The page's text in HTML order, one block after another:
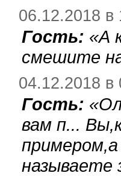
06.12.2018 в
Гость: «А
смешите
04.12.2018 в
Гость: «
вам п...
называете